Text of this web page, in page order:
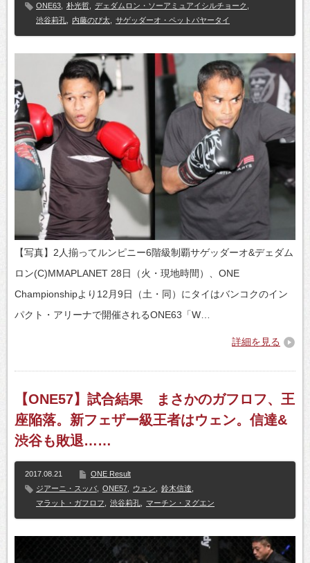
ONE63
朴光哲 デェダムロン・ソーアミュアイシルチョーク
渋谷莉孔
内藤のび太 サゲッダーオ・ペットパヤータイ
【写真】2人揃ってルンピニー6階級制覇サゲッダーオ&デェダム
ロン(C)MMAPLANET 28日（火・現地時間）、ONE
Championshipより12月9日（土・同）にタイはバンコクのイン
パクト・アリーナで開催されるONE63「W…
詳細を見る
【ONE57】試合結果 まさかのガフロフ、王
座陥落。新フェザー級王者はウェン。信達&
渋谷も敗退……
2017.08.21
ONE Result
ジアーニ・スッバ
ONE57 ウェン 鈴木信達
マラット・ガフロフ
渋谷莉孔 マーチン・ヌグエン